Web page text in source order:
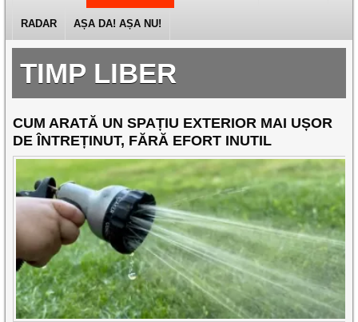
RADAR AȘA DA! AȘA NU!
TIMP LIBER
CUM ARATĂ UN SPAȚIU EXTERIOR MAI UȘOR
DE ÎNTREȚINUT, FĂRĂ EFORT INUTIL